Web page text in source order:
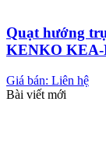
Quạt hướng
KENKO KEA-
Giá bán: Liên hệ
Bài viết mới